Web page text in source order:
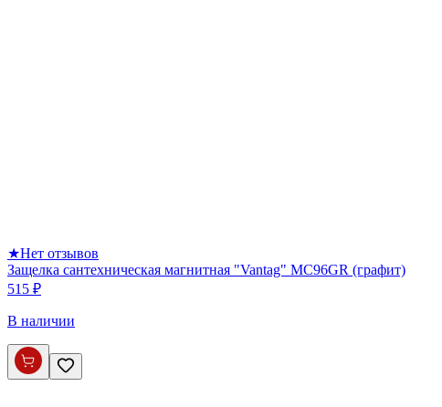
★Нет отзывов
Защелка сантехническая магнитная "Vantag" MC96GR (графит)
515 ₽
В наличии